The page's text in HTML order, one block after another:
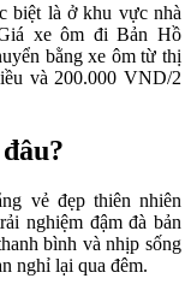
biệt là ở khu vực nhà
xe ôm đi Bản Hồ
bằng xe ôm từ thị
và 200.000 VND/2
vẻ đẹp thiên nhiên
nghiệm đậm đà bản
bình và nhịp sống
nghỉ lại qua đêm.